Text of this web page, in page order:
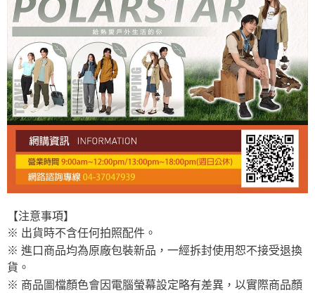
【注意事項】
※ 出貨時不含任何拍照配件。
※ 進口商品均為原廠包裝新品，一經拆封使用恕不接受退換
貨。
※ 商品圖檔顏色會因電腦螢幕設定略有差異，以實際商品顏